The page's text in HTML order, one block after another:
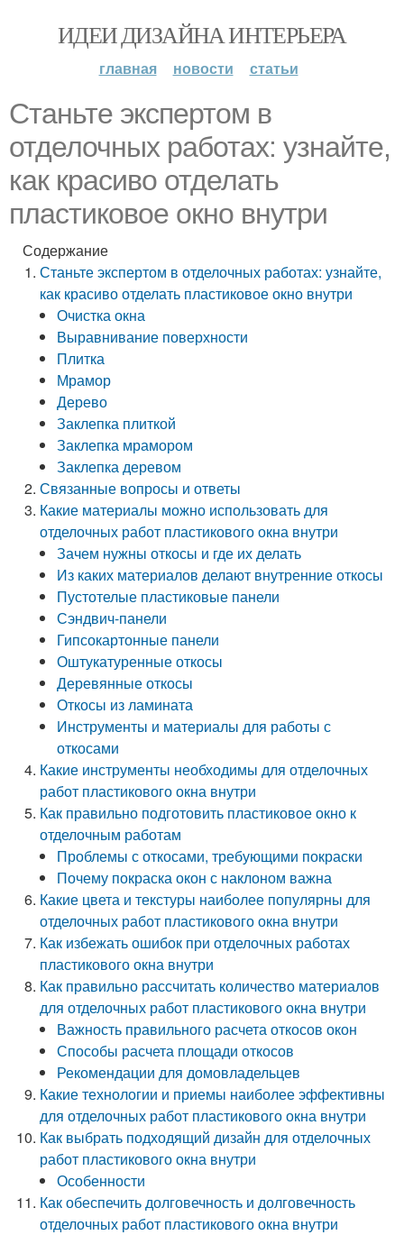
ИДЕИ ДИЗАЙНА ИНТЕРЬЕРА
главная новости статьи
Станьте экспертом в
отделочных работах: узнайте,
как красиво отделать
пластиковое окно внутри
Содержание
Станьте экспертом в отделочных работах: узнайте,
как красиво отделать пластиковое окно внутри
Очистка окна
Выравнивание поверхности
Плитка
Мрамор
Дерево
Заклепка плиткой
Заклепка мрамором
Заклепка деревом
Связанные вопросы и ответы
Какие материалы можно использовать для
отделочных работ пластикового окна внутри
Зачем нужны откосы и где их делать
Из каких материалов делают внутренние откосы
Пустотелые пластиковые панели
Сэндвич-панели
Гипсокартонные панели
Оштукатуренные откосы
Деревянные откосы
Откосы из ламината
Инструменты и материалы для работы с
откосами
Какие инструменты необходимы для отделочных
работ пластикового окна внутри
Как правильно подготовить пластиковое окно к
отделочным работам
Проблемы с откосами, требующими покраски
Почему покраска окон с наклоном важна
Какие цвета и текстуры наиболее популярны для
отделочных работ пластикового окна внутри
Как избежать ошибок при отделочных работах
пластикового окна внутри
Как правильно рассчитать количество материалов
для отделочных работ пластикового окна внутри
Важность правильного расчета откосов окон
Способы расчета площади откосов
Рекомендации для домовладельцев
Какие технологии и приемы наиболее эффективны
для отделочных работ пластикового окна внутри
Как выбрать подходящий дизайн для отделочных
работ пластикового окна внутри
Особенности
Как обеспечить долговечность и долговечность
отделочных работ пластикового окна внутри